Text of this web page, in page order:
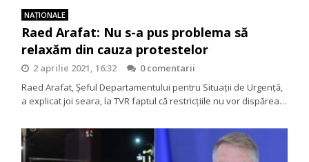
NAŢIONALE
Raed Arafat: Nu s-a pus problema să
relaxăm din cauza protestelor
2 aprilie 2021, 16:32
0 comentarii
Raed Arafat, Șeful Departamentului pentru Situații de Urgență,
a explicat joi seara, la TVR faptul că restricțiile nu vor dispărea…